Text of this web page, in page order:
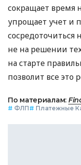
сокращает время
упрощает учет и
сосредоточиться
не на решении
на старте
позволит все это
По материалам:
# ФЛП# Платежные